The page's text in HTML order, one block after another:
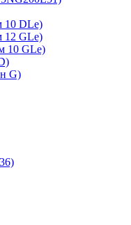
10 DLe)
12 GLe)
10 GLe)
G)